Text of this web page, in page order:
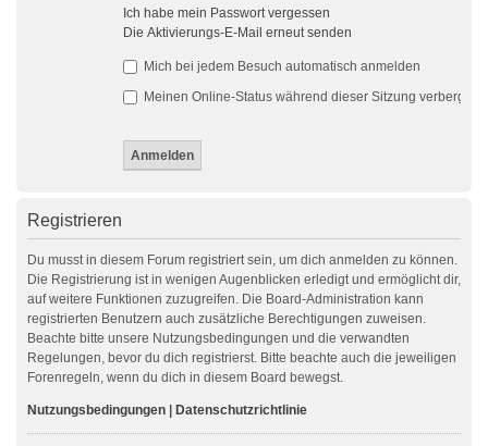
Ich habe mein Passwort vergessen
Die Aktivierungs-E-Mail erneut senden
Mich bei jedem Besuch automatisch anmelden
Meinen Online-Status während dieser Sitzung verbergen
Registrieren
Du musst in diesem Forum registriert sein, um dich anmelden zu können.
Die Registrierung ist in wenigen Augenblicken erledigt und ermöglicht dir,
auf weitere Funktionen zuzugreifen. Die Board-Administration kann
registrierten Benutzern auch zusätzliche Berechtigungen zuweisen.
Beachte bitte unsere Nutzungsbedingungen und die verwandten
Regelungen, bevor du dich registrierst. Bitte beachte auch die jeweiligen
Forenregeln, wenn du dich in diesem Board bewegst.
Nutzungsbedingungen Datenschutzrichtlinie